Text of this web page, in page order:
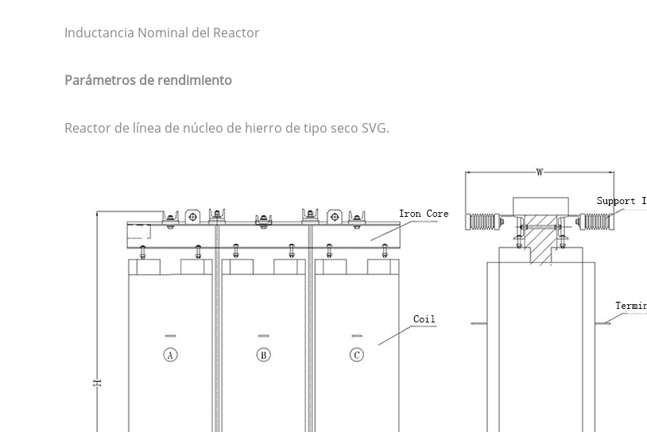
Inductancia Nominal del Reactor
Parámetros de rendimiento
Reactor de línea de núcleo de hierro de tipo seco SVG.